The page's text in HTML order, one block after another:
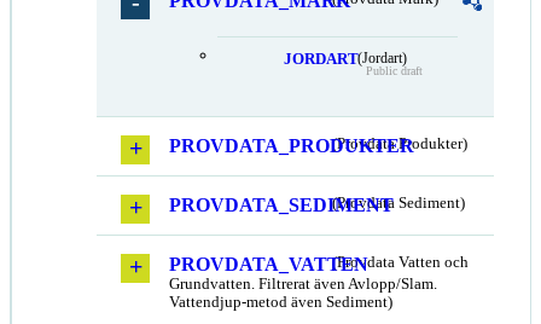
JORDART(Jordart)
Public draft
PROVDATA_PRODUKTER
(Provdata Produkter)
PROVDATA_SEDIMENT(Provdata Sediment)
PROVDATA_VATTEN(Provdata Vatten och
Grundvatten. Filtrerat även Avlopp/Slam.
Vattendjup-metod även Sediment)